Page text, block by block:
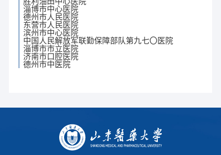
淄博市中心医院
德州市人民医院
东营市人民医院
滨州市中心医院
中国人民解放军联勤保障部队第九七〇医院
淄博市市立医院
济南市口腔医院
德州市中医院